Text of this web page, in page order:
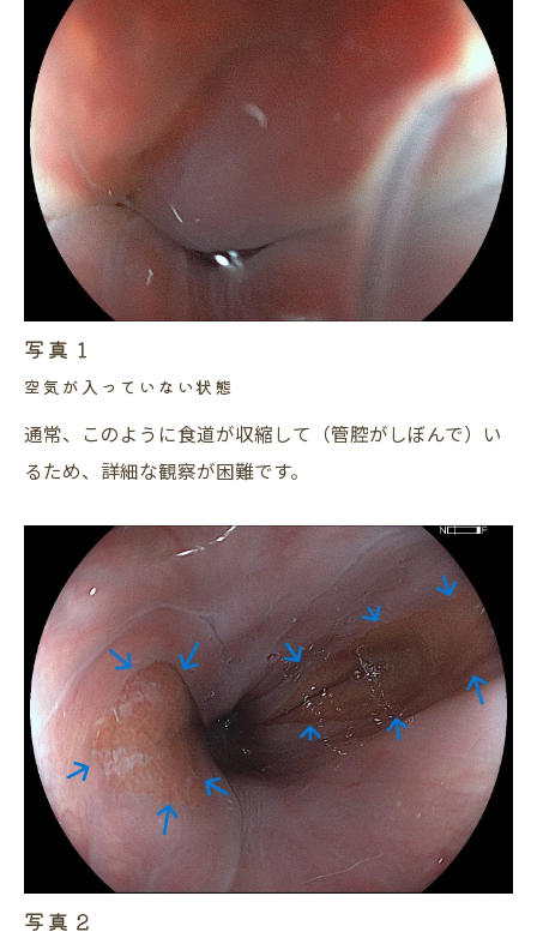
写真１
空気が入っていない状態
通常、このように食道が収縮して（管腔がしぼんで）い
るため、詳細な観察が困難です。
写真２